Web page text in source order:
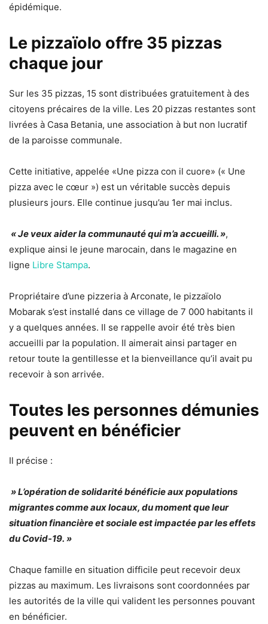
épidémique.
Le pizzaïolo offre 35 pizzas
chaque jour
Sur les 35 pizzas, 15 sont distribuées gratuitement à des
citoyens précaires de la ville. Les 20 pizzas restantes sont
livrées à Casa Betania, une association à but non lucratif
de la paroisse communale.
Cette initiative, appelée «Une pizza con il cuore» (« Une
pizza avec le cœur ») est un véritable succès depuis
plusieurs jours. Elle continue jusqu’au 1er mai inclus.
« Je veux aider la communauté qui m’a accueilli. »,
explique ainsi le jeune marocain, dans le magazine en
ligne Libre Stampa.
Propriétaire d’une pizzeria à Arconate, le pizzaïolo
Mobarak s’est installé dans ce village de 7 000 habitants il
y a quelques années. Il se rappelle avoir été très bien
accueilli par la population. Il aimerait ainsi partager en
retour toute la gentillesse et la bienveillance qu’il avait pu
recevoir à son arrivée.
Toutes les personnes démunies
peuvent en bénéficier
Il précise :
» L’opération de solidarité bénéficie aux populations
migrantes comme aux locaux, du moment que leur
situation financière et sociale est impactée par les effets
du Covid-19. »
Chaque famille en situation difficile peut recevoir deux
pizzas au maximum. Les livraisons sont coordonnées par
les autorités de la ville qui valident les personnes pouvant
en bénéficier.